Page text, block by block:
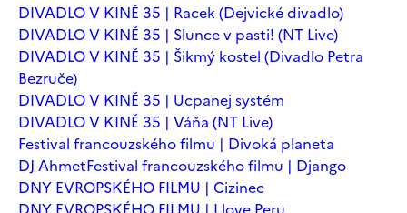
DIVADLO V KINĚ 35 | Racek (Dejvické divadlo)
DIVADLO V KINĚ 35 | Slunce v pasti! (NT Live)
DIVADLO V KINĚ 35 | Šikmý kostel (Divadlo Petra
Bezruče)
DIVADLO V KINĚ 35 | Ucpanej systém
DIVADLO V KINĚ 35 | Váňa (NT Live)
Festival francouzského filmu | Divoká planeta
DJ AhmetFestival francouzského filmu | Django
DNY EVROPSKÉHO FILMU | Cizinec